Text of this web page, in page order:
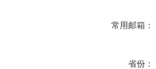
常用邮箱：
省份：